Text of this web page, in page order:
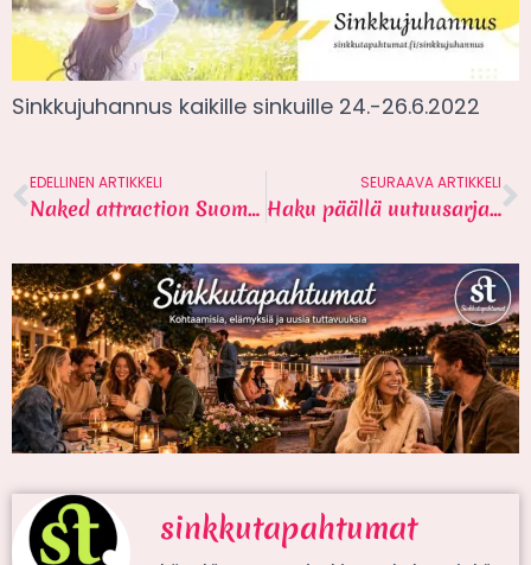
Sinkkujuhannus kaikille sinkuille 24.-26.6.2022
EDELLINEN ARTIKKELI
Naked attraction Suomi 3
SEURAAVA ARTIKKELI
Haku päällä uutuusarjaan
sinkkutapahtumat